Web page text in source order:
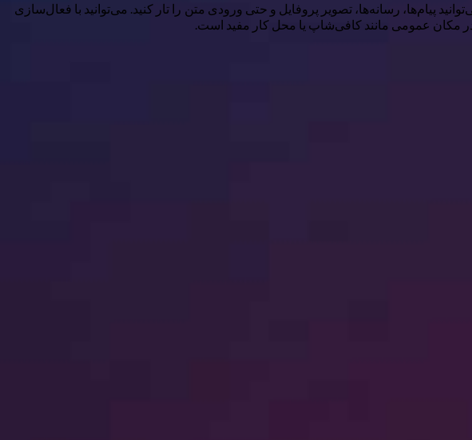
رسانه‌ها، تصویر پروفایل و حتی ورودی متن را تار کنید. می‌توانید با فعال‌سازی
مکان عمومی مانند کافی‌شاپ یا محل کار مفید است.